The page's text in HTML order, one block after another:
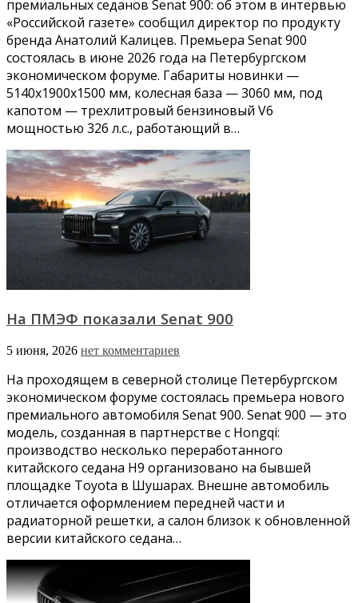
премиальных седанов Senat 900: об этом в интервью
«Российской газете» сообщил директор по продукту
бренда Анатолий Калицев. Премьера Senat 900
состоялась в июне 2026 года на Петербургском
экономическом форуме. Габариты новинки —
5140x1900x1500 мм, колесная база — 3060 мм, под
капотом — трехлитровый бензиновый V6
мощностью 326 л.с., работающий в…
На ПМЭФ показали Senat 900
5 июня, 2026 нет комментариев
На проходящем в северной столице Петербургском
экономическом форуме состоялась премьера нового
премиального автомобиля Senat 900. Senat 900 — это
модель, созданная в партнерстве с Hongqi:
производство несколько переработанного
китайского седана H9 организовано на бывшей
площадке Toyota в Шушарах. Внешне автомобиль
отличается оформлением передней части и
радиаторной решетки, а салон близок к обновленной
версии китайского седана…